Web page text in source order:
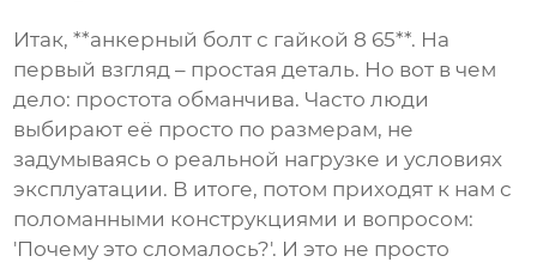
Итак, **анкерный болт с гайкой 8 65**. На
первый взгляд – простая деталь. Но вот в чем
дело: простота обманчива. Часто люди
выбирают её просто по размерам, не
задумываясь о реальной нагрузке и условиях
эксплуатации. В итоге, потом приходят к нам с
поломанными конструкциями и вопросом:
'Почему это сломалось?'. И это не просто